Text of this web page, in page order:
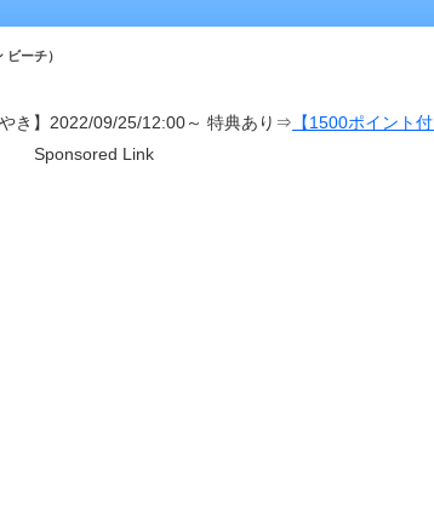
ーチ）
12:00～ 特典あり⇒【1500ポイント付き】超RIZIN /
Sponsored Link